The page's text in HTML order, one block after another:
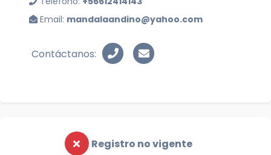
Email: mandalaandino@yahoo.com
Contáctanos:
Registro no vigente